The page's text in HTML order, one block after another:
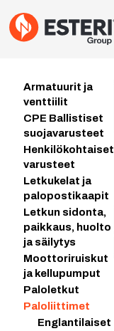
sisältöön
Armatuurit ja
venttiilit
CPE Ballistiset
suojavarusteet
Henkilökohtaiset
varusteet
Letkukelat ja
palopostikaapit
Letkun sidonta,
paikkaus, huolto
ja säilytys
Moottoriruiskut
ja kellupumput
Paloletkut
Paloliittimet
Englantilaiset